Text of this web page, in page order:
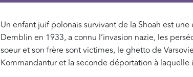
Un enfant juif polonais survivant de la Shoah est
Demblin en 1933, a connu l’invasion nazie, les
soeur et son frère sont victimes, le ghetto de
Kommandantur et la seconde déportation à laquelle